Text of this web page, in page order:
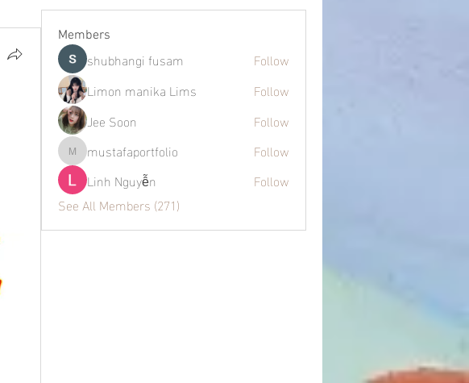
Members
shubhangi fusam
Follow
Limon manika Lims
Follow
Jee Soon
Follow
mustafaportfolio
mustafaportfolio
Follow
Linh Nguyễn
Follow
See All Members (271)